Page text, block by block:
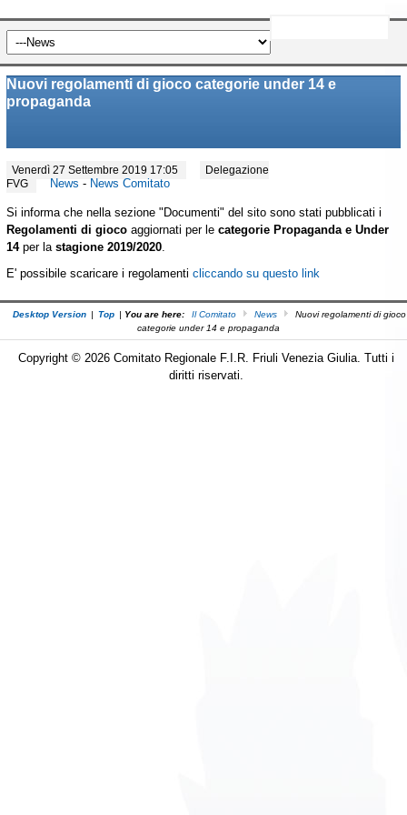
Nuovi regolamenti di gioco categorie under 14 e
propaganda
Venerdì 27 Settembre 2019 17:05
Delegazione
FVG
News - News Comitato
Si informa che nella sezione "Documenti" del sito sono stati pubblicati i
Regolamenti di giocoaggiornati per le categorie Propaganda e Under
14per lastagione 2019/2020.
E' possibile scaricare i regolamenti cliccando su questo link
Desktop Version | Top | You are here: Il Comitato News
Nuovi regolamenti di gioco
categorie under 14 e propaganda
Copyright © 2026 Comitato Regionale F.I.R. Friuli Venezia Giulia. Tutti i
diritti riservati.